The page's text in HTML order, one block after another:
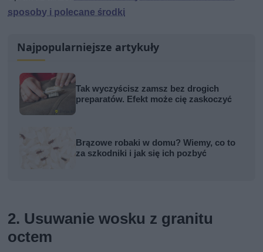
sposoby i polecane środki
Najpopularniejsze artykuły
Tak wyczyścisz zamsz bez drogich
preparatów. Efekt może cię zaskoczyć
Brązowe robaki w domu? Wiemy, co to
za szkodniki i jak się ich pozbyć
2. Usuwanie wosku z granitu
octem